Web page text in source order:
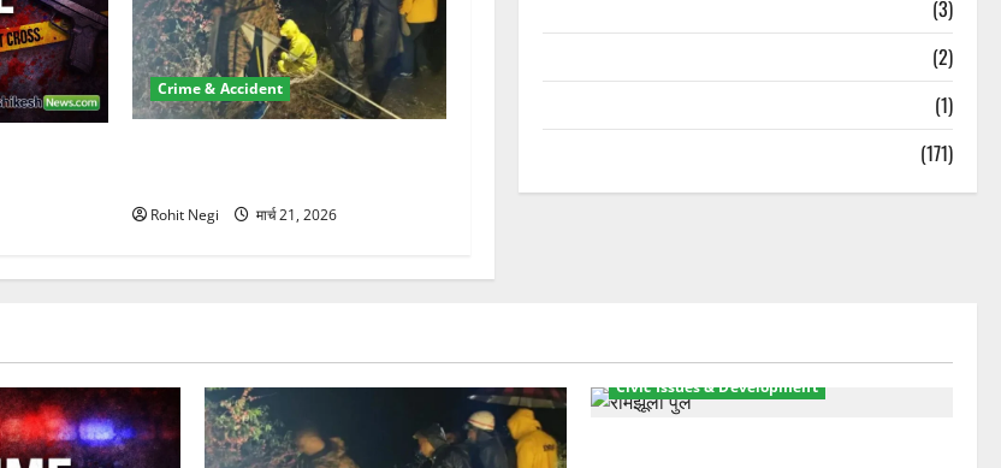
Crime & Accident
Rohit Negi मार्च 21, 2026
(3)
(2)
(1)
(171)
Civic Issues & Development